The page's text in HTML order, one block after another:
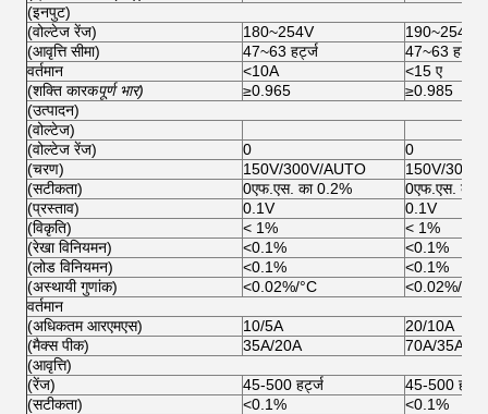
(इनपुट)
(वोल्टेज रेंज)
180~254V
190~254V
(आवृत्ति सीमा)
47~63 हर्ट्ज
47~63 हर्ट्ज
वर्तमान
<10A
<15 ए
(शक्ति कारकपूर्ण भार) ≥0.965
≥0.985
(उत्पादन)
(वोल्टेज)
(वोल्टेज रेंज)
0
0
(चरण)
150V/300V/AUTO
150V/
(सटीकता)
0एफ.एस. का 0.2%
0एफ.एस. का
(प्रस्ताव)
0.1V
0.1V
(विकृति)
< 1%
< 1%
(रेखा विनियमन)
<0.1%
<0.1%
(लोड विनियमन)
<0.1%
<0.1%
(अस्थायी गुणांक)
<0.02%/°C
<0.02%/°C
वर्तमान
(अधिकतम आरएमएस)
10/5A
20/10A
(मैक्स पीक)
35A/20A
70A/35A
(आवृत्ति)
(रेंज)
45-500 हर्ट्ज
45-500 हर्ट्ज
(सटीकता)
<0.1%
<0.1%